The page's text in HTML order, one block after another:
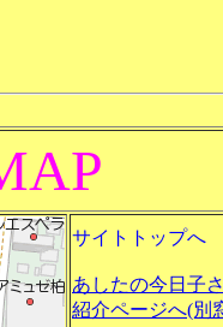
サイトトップへ
あしたの今日子
紹介ページへ(別